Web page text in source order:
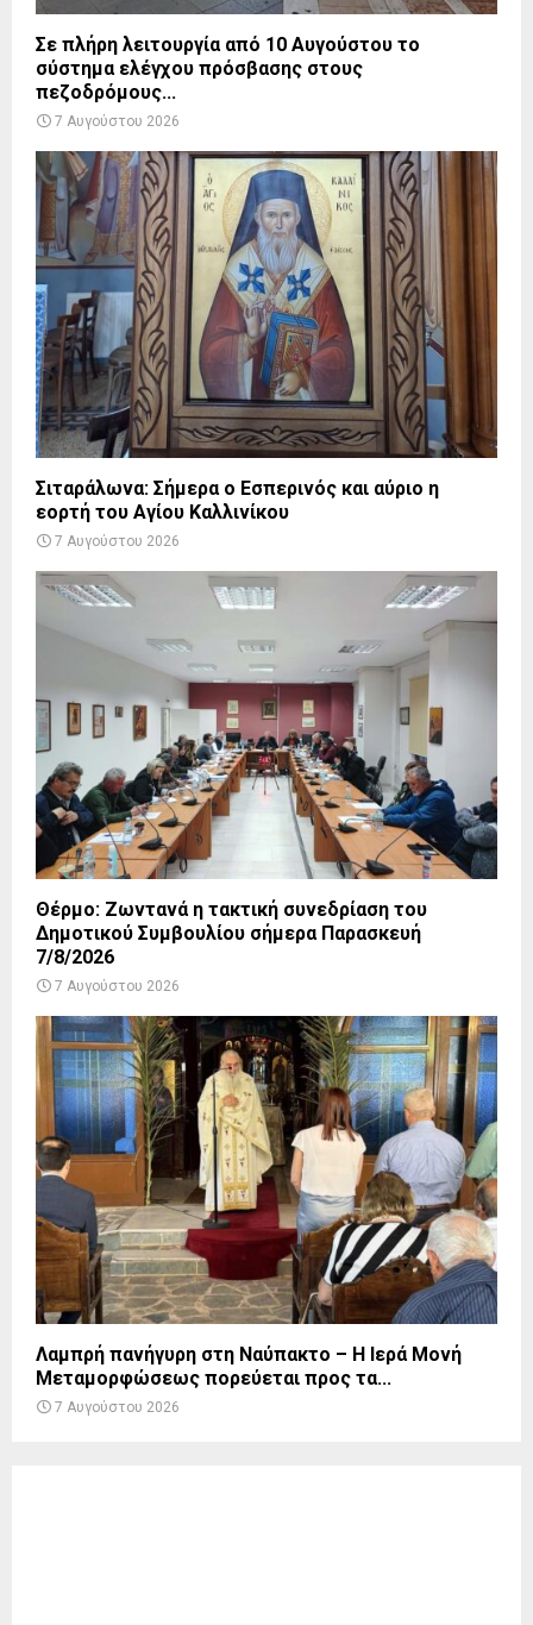
Σε πλήρη λειτουργία από 10 Αυγούστου το
σύστημα ελέγχου πρόσβασης στους
πεζοδρόμους...
7 Αυγούστου 2026
Σιταράλωνα: Σήμερα ο Εσπερινός και αύριο η
εορτή του Αγίου Καλλινίκου
7 Αυγούστου 2026
Θέρμο: Ζωντανά η τακτική συνεδρίαση του
Δημοτικού Συμβουλίου σήμερα Παρασκευή
7/8/2026
7 Αυγούστου 2026
Λαμπρή πανήγυρη στη Ναύπακτο – Η Ιερά Μονή
Μεταμορφώσεως πορεύεται προς τα...
7 Αυγούστου 2026